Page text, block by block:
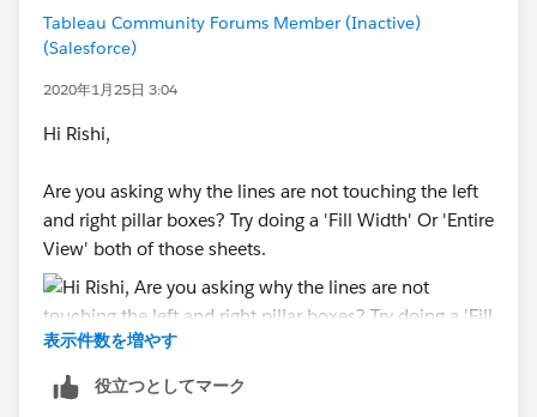
Regards,
Rishi
Tableau Community Forums Member (Inactive)
(Salesforce)
2020年1月25日 3:04
Hi Rishi,
Are you asking why the lines are not touching the left
and right pillar boxes? Try doing a 'Fill Width' Or 'Entire
View' both of those sheets.
表示件数を増やす
役立つとしてマーク